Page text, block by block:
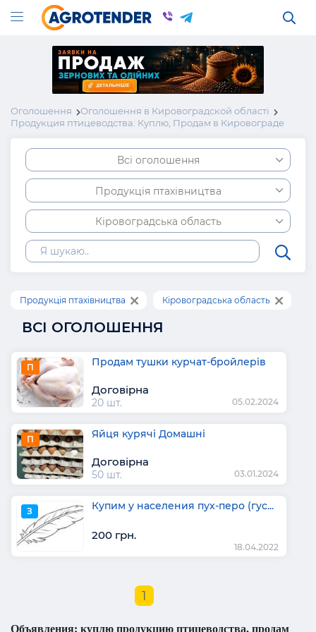
Оголошення
Оголошення в Кировоградской області
Продукция птицеводства: Куплю, Продам в Кировограде
Всі оголошення
Продукція птахівництва
Кіровоградська область
Продукція птахівництва Кіровоградська область
ВСІ ОГОЛОШЕННЯ
П Продам тушки курчат-бройлерів
Договірна
20 шт. 05.02.2024
П Яйця курячі Домашні
Договірна
50 шт. 03.01.2024
З Купим у населения пух-перо (гус...
200 грн.
18.04.2022
1
Объявления: куплю продукцию птицеводства, продам